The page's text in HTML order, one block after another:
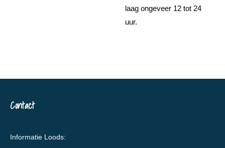
laag ongeveer 12 tot 24
uur.
Contact
Informatie Loods: